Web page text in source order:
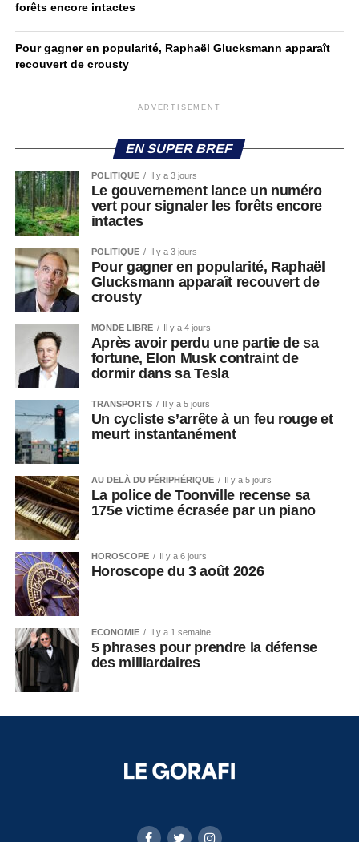
forêts encore intactes
Pour gagner en popularité, Raphaël Glucksmann apparaît
recouvert de crousty
ADVERTISEMENT
EN SUPER BREF
POLITIQUE Il y a 3 jours
Le gouvernement lance un numéro
vert pour signaler les forêts encore
intactes
POLITIQUE Il y a 3 jours
Pour gagner en popularité, Raphaël
Glucksmann apparaît recouvert de
crousty
MONDE LIBRE Il y a 4 jours
Après avoir perdu une partie de sa
fortune, Elon Musk contraint de
dormir dans sa Tesla
TRANSPORTS Il y a 5 jours
Un cycliste s’arrête à un feu rouge et
meurt instantanément
AU DELÀ DU PÉRIPHÉRIQUE Il y a 5 jours
La police de Toonville recense sa
175e victime écrasée par un piano
HOROSCOPE Il y a 6 jours
Horoscope du 3 août 2026
ECONOMIE Il y a 1 semaine
5 phrases pour prendre la défense
des milliardaires